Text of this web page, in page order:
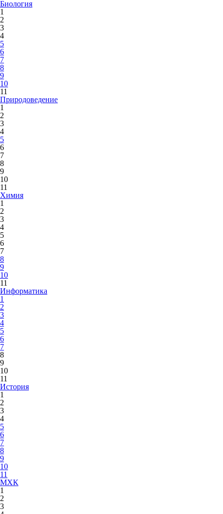
Биология
1
2
3
4
5
6
7
8
9
10
11
Природоведение
1
2
3
4
5
6
7
8
9
10
11
Химия
1
2
3
4
5
6
7
8
9
10
11
Информатика
1
2
3
4
5
6
7
8
9
10
11
История
1
2
3
4
5
6
7
8
9
10
11
МХК
1
2
3